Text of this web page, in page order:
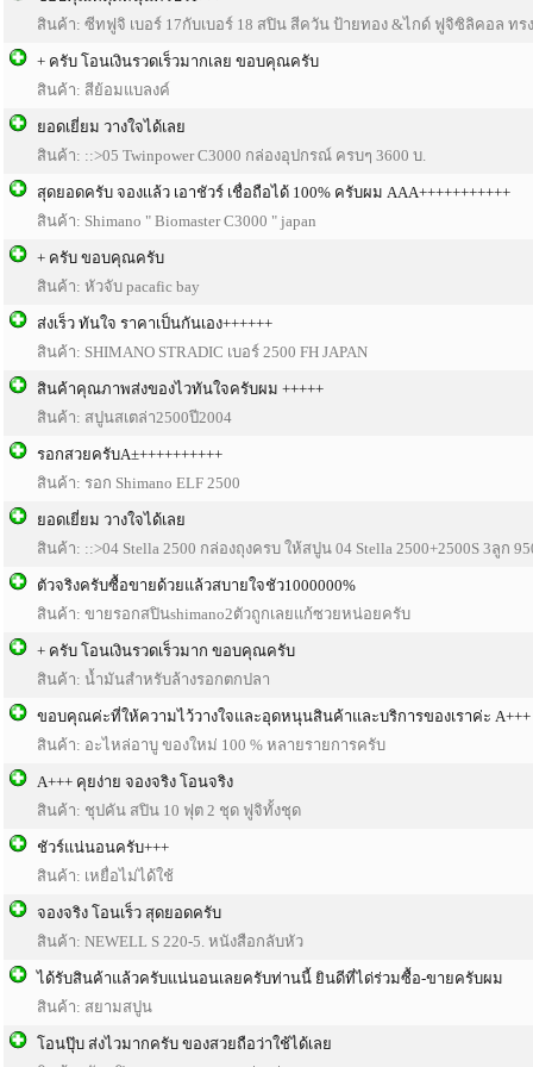
สินค้า: ซีทฟูจิ เบอร์ 17กับเบอร์ 18 สปิน สีควัน ป้ายทอง &ไกด์ ฟูจิซิลิคอล ทร
+ ครับ โอนเงินรวดเร็วมากเลย ขอบคุณครับ
สินค้า: สีย้อมแบลงค์
ยอดเยี่ยม วางใจได้เลย
สินค้า: ::>05 Twinpower C3000 กล่องอุปกรณ์ ครบๆ 3600 บ.
สุดยอดครับ จองเเล้ว เอาชัวร์ เชื่อถือได้ 100% ครับผม AAA+++++++++++
สินค้า: Shimano " Biomaster C3000 " japan
+ ครับ ขอบคุณครับ
สินค้า: หัวจับ pacafic bay
ส่งเร็ว ทันใจ ราคาเป็นกันเอง++++++
สินค้า: SHIMANO STRADIC เบอร์ 2500 FH JAPAN
สินค้าคุณภาพส่งของไวทันใจครับผม +++++
สินค้า: สปูนสเตล่า2500ปี2004
รอกสวยครับA±++++++++++
สินค้า: รอก Shimano ELF 2500
ยอดเยี่ยม วางใจได้เลย
สินค้า: ::>04 Stella 2500 กล่องถุงครบ ให้สปูน 04 Stella 2500+2500S 3ลูก
ตัวจริงครับซื้อขายด้วยแล้วสบายใจชัว1000000%
สินค้า: ขายรอกสปินshimano2ตัวถูกเลยแก้ซวยหน่อยครับ
+ ครับ โอนเงินรวดเร็วมาก ขอบคุณครับ
สินค้า: น้ำมันสำหรับล้างรอกตกปลา
ขอบคุณค่ะที่ให้ความไว้วางใจและอุดหนุนสินค้าและบริการของเราค่ะ A+++
สินค้า: อะไหล่อาบู ของใหม่ 100 % หลายรายการครับ
A+++ คุยง่าย จองจริง โอนจริง
สินค้า: ชุปคัน สปิน 10 ฟุต 2 ชุด ฟูจิทั้งชุด
ชัวร์แน่นอนครับ+++
สินค้า: เหยื่อไม่ได้ใช้
จองจริง โอนเร็ว สุดยอดครับ
สินค้า: NEWELL S 220-5. หนังสือกลับหัว
ได้รับสินค้าแล้วครับแน่นอนเลยครับท่านนี้ ยินดีที่ได่ร่วมซื้อ-ขายครับผม
สินค้า: สยามสปูน
โอนปุ๊บ ส่งไวมากครับ ของสวยถือว่าใช้ได้เลย